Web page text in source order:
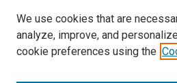
We use cookies that are
analyze, improve, and
cookie preferences using the